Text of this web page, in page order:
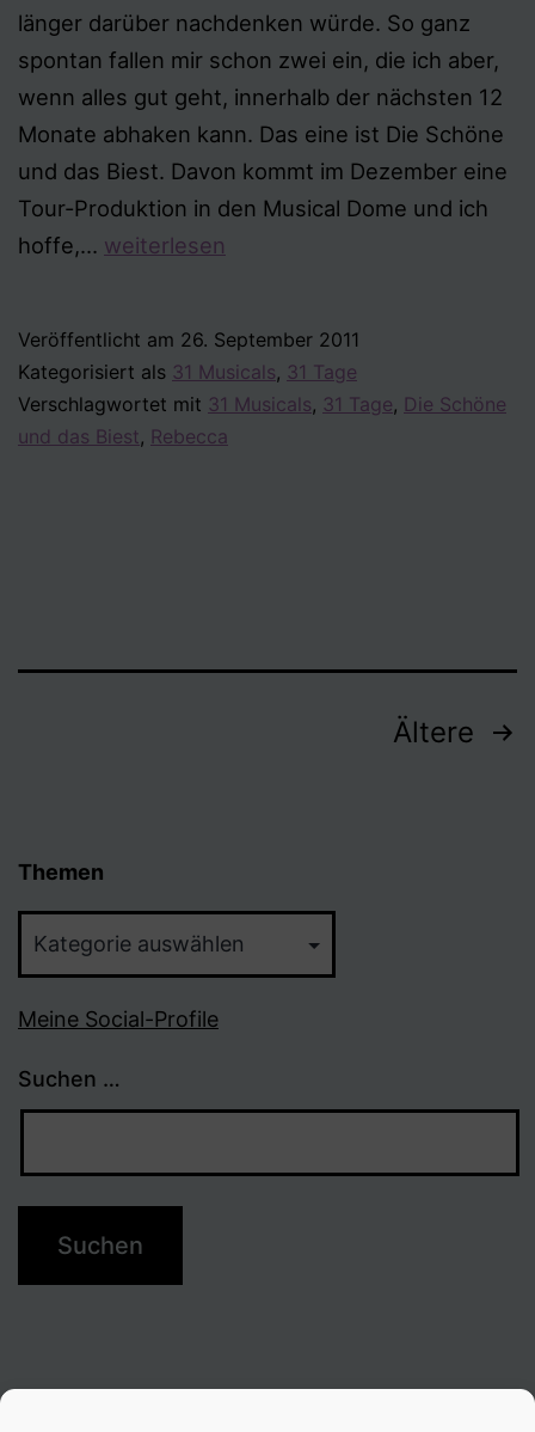
länger darüber nachdenken würde. So ganz
spontan fallen mir schon zwei ein, die ich aber,
wenn alles gut geht, innerhalb der nächsten 12
Monate abhaken kann. Das eine ist Die Schöne
und das Biest. Davon kommt im Dezember eine
Tour-Produktion in den Musical Dome und ich
hoffe,… Tag
Ein
Musical,
das
weiterlesen
Veröffentlicht am 26. September 2011
Kategorisiert als 31 Musicals, 31 Tage
Verschlagwortet mit 31 Musicals, 31 Tage, Die Schöne
und das Biest, Rebecca
Seitennummerierung
Ältere
Themen
Meine Social-Profile
Suchen …